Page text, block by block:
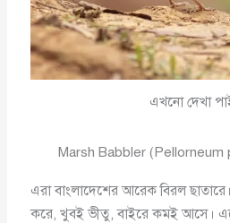
এখনো দেখা
Marsh Babbler (Pellorneum
এরা বাংলাদেশের আরেক বিরল
করে, খুবই ভীতু, বাইরে কমই আসে।